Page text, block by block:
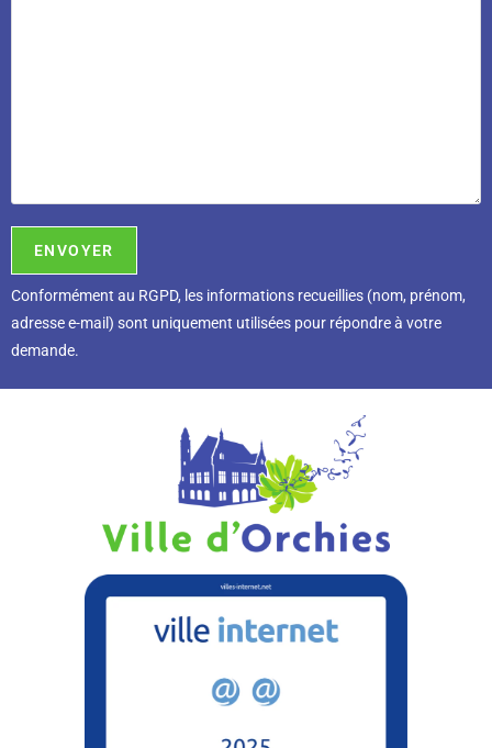
Conformément au RGPD, l es informations recueillies (nom, prénom,
adresse e-mail) sont uniquement utilisées pour répondre à votre
demande.